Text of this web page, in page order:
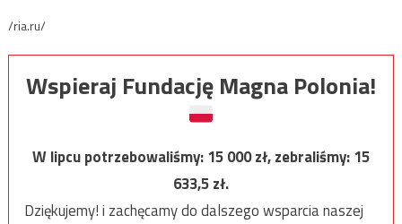
/ria.ru/
Wspieraj Fundację Magna Polonia!
W lipcu potrzebowaliśmy:15 000zł, zebraliśmy:15
633,5zł.
Dziękujemy! i zachęcamy do dalszego wsparcia naszej